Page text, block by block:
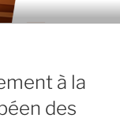
à la
des